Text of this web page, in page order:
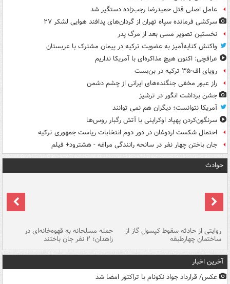
عامل اصلی قتل حمیدرضا رجب‌زاده دستگیر شد
سرکشی فرمانده سپاه تهران از گردان‌های پدافند هوایی لشکر ۲۷
نخستین تصویر مسی بعد از مرگ پدر
واکنش کنایه‌آمیز به عضویت ترکیه در پیمان مشترک با عربستان
عراقچی: اکنون هیچ مذاکره‌ای با آمریکا نداریم
رویای اف-۳۵ ترکیه در بن‌بست
راز عبور مخفی جنگنده‌های ایرانی از چشم دشمن
جشن برداشت انگور در ترشیز
آمریکا نتوانست؛ دیگران هم نمی توانند
سرنگون‌کردن پهپاد اوکراینی با آتش رگبار روس‌ها
احتمال شکست اردوغان در دور دوم انتخابات ریاست جمهوری ترکیه
جان باختن چهار نفر در سانحه رانندگی مراغه - هشترود+ فیلم
حوادث
روایتی از حادثه سقوط کپسول گاز از
ساختمان چهارطبقه
حمله مسلحانه به قهوه‌خانه‌ای در
زاهدان؛ ۲ نفر جان باختند
آخرین اخبار
عکس/ قرارداد جواد نکونام با تراکتور امضا شد